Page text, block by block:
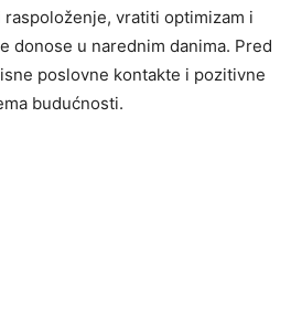
vratiti optimizam i
donose u narednim danima. Pred
poslovne kontakte i pozitivne
budućnosti.